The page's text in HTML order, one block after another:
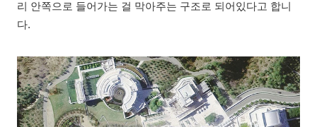
리 안쪽으로 들어가는 걸 막아주는 구조로 되어있다고 합니
다.